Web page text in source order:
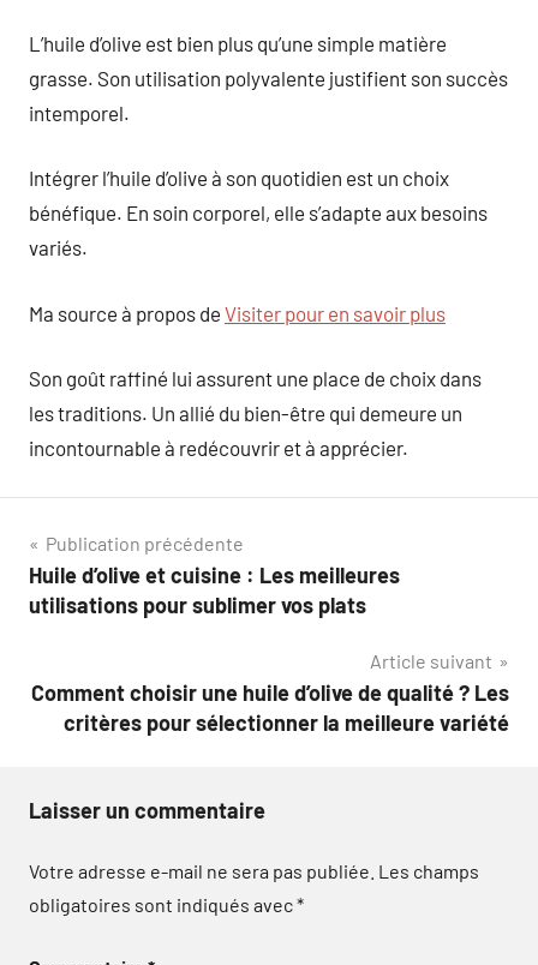
L’huile d’olive est bien plus qu’une simple matière
grasse. Son utilisation polyvalente justifient son succès
intemporel.
Intégrer l’huile d’olive à son quotidien est un choix
bénéfique. En soin corporel, elle s’adapte aux besoins
variés.
Ma source à propos de Visiter pour en savoir plus
Son goût raffiné lui assurent une place de choix dans
les traditions. Un allié du bien-être qui demeure un
incontournable à redécouvrir et à apprécier.
Navigation
de
Publication précédente
Huile d’olive et cuisine : Les meilleures
utilisations pour sublimer vos plats
Article suivant
Comment choisir une huile d’olive de qualité ? Les
critères pour sélectionner la meilleure variété
Laisser un commentaire
Votre adresse e-mail ne sera pas publiée. Les champs
obligatoires sont indiqués avec*